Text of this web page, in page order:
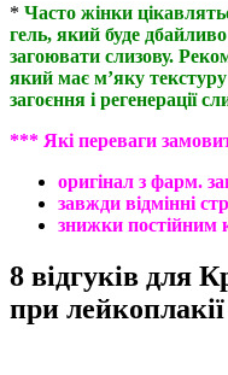
* Часто жінки
гель, який буде
загоювати слизову.
який має м’яку
загоєння і регенерації
*** Які переваги
оригінал з фарм.
завжди відмінні
знижки постійним
8 відгуків для
при